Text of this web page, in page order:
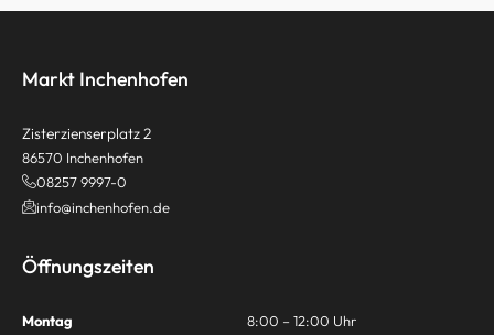
Markt Inchenhofen
Zisterzienserplatz 2
86570 Inchenhofen
08257 9997-0
info@inchenhofen.de
Öffnungszeiten
Montag
8:00 – 12:00 Uhr